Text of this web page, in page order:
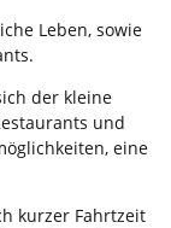
Leben, sowie
der kleine
und
eine
kurzer Fahrtzeit